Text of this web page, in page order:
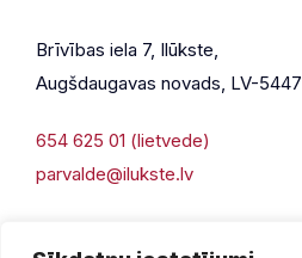
Brīvības iela 7, Ilūkste,
Augšdaugavas novads, LV-5447
654 625 01 (lietvede)
parvalde@ilukste.lv